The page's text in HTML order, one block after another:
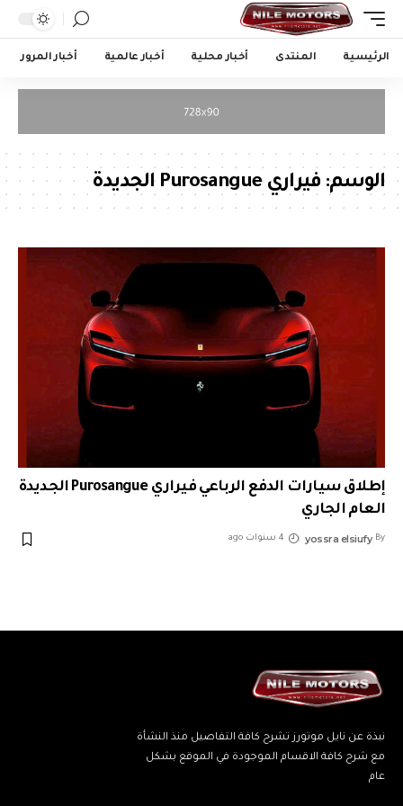
الرئيسية المنتدى أخبار محلية أخبار عالمية أخبار المرور
الوسم: فيراري Purosangue الجديدة
إطلاق سيارات الدفع الرباعي فيراري Purosangue الجديدة
العام الجاري
By
yossra elsiufy 4 سنوات ago
نبذة عن نايل موتورز تشرح كافة التفاصيل منذ النشأة
مع شرح كافة الاقسام الموجودة في الموقع بشكل
عام